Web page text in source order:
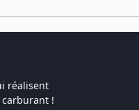
réalisent
!